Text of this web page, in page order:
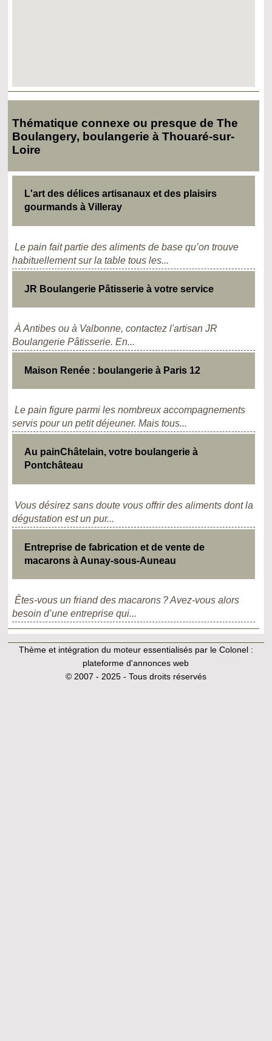
Thématique connexe ou presque de The
Boulangery, boulangerie à Thouaré-sur-
Loire
L'art des délices artisanaux et des plaisirs
gourmands à Villeray
Le pain fait partie des aliments de base qu’on trouve
habituellement sur la table tous les...
JR Boulangerie Pâtisserie à votre service
À Antibes ou à Valbonne, contactez l'artisan JR
Boulangerie Pâtisserie. En...
Maison Renée : boulangerie à Paris 12
Le pain figure parmi les nombreux accompagnements
servis pour un petit déjeuner. Mais tous...
Au painChâtelain, votre boulangerie à
Pontchâteau
Vous désirez sans doute vous offrir des aliments dont la
dégustation est un pur...
Entreprise de fabrication et de vente de
macarons à Aunay-sous-Auneau
Êtes-vous un friand des macarons ? Avez-vous alors
besoin d’une entreprise qui...
Thème et intégration du moteur essentialisés par le Colonel :
plateforme d'annonces web
© 2007 - 2025 - Tous droits réservés